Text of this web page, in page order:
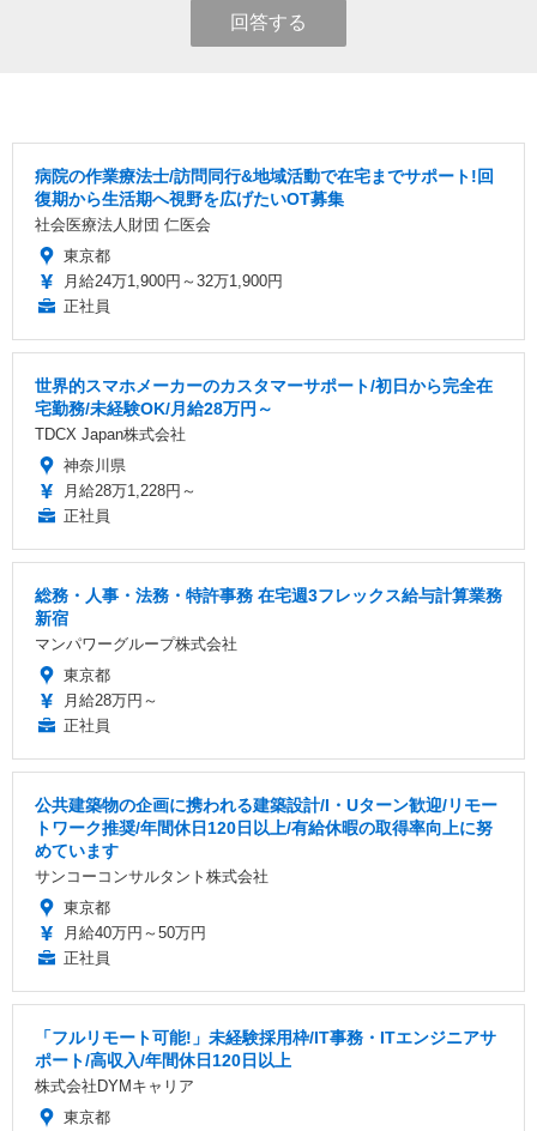
回答する
病院の作業療法士/訪問同行&地域活動で在宅までサポート!回
復期から生活期へ視野を広げたいOT募集
社会医療法人財団 仁医会
東京都
月給24万1,900円～32万1,900円
正社員
世界的スマホメーカーのカスタマーサポート/初日から完全在
宅勤務/未経験OK/月給28万円～
TDCX Japan株式会社
神奈川県
月給28万1,228円～
正社員
総務・人事・法務・特許事務 在宅週3フレックス給与計算業務
新宿
マンパワーグループ株式会社
東京都
月給28万円～
正社員
公共建築物の企画に携われる建築設計/I・Uターン歓迎/リモー
トワーク推奨/年間休日120日以上/有給休暇の取得率向上に努
めています
サンコーコンサルタント株式会社
東京都
月給40万円～50万円
正社員
「フルリモート可能!」未経験採用枠/IT事務・ITエンジニアサ
ポート/高収入/年間休日120日以上
株式会社DYMキャリア
東京都